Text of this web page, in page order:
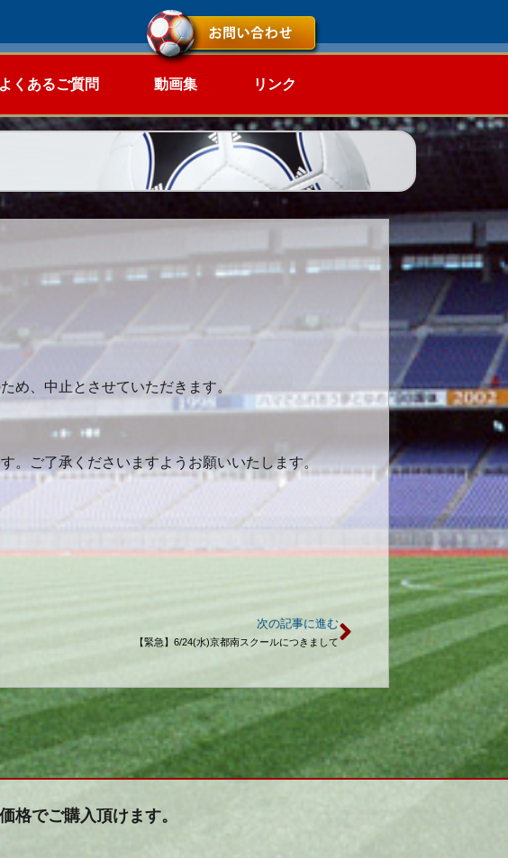
よくあるご質問 動画集 リンク
め、中止とさせていただきます。
。ご了承くださいますようお願いいたします。
次の記事に進む
【緊急】6/24(水)京都南スクールにつきまして
格でご購入頂けます。